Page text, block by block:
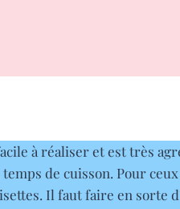
à réaliser et est très
de cuisson. Pour
Il faut faire en sorte